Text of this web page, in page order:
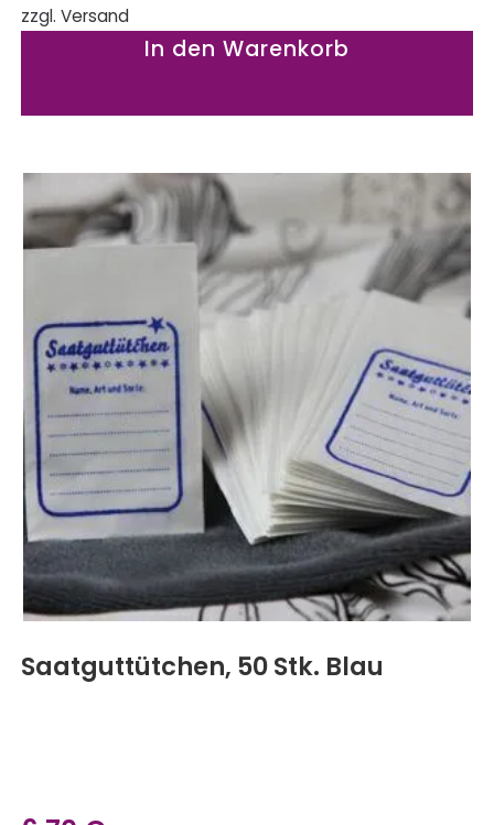
zzgl. Versand
In den Warenkorb
Saatguttütchen, 50 Stk. Blau